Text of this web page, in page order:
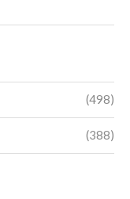
(498)
(388)